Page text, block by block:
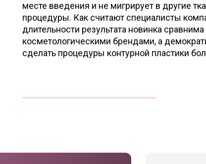
месте введения и не мигрирует в другие
процедуры. Как считают специалисты
длительности результата новинка
косметологическими брендами, а
сделать процедуры контурной пластики